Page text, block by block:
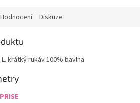
Hodnocení Diskuze
krátký rukáv 100% bavlna